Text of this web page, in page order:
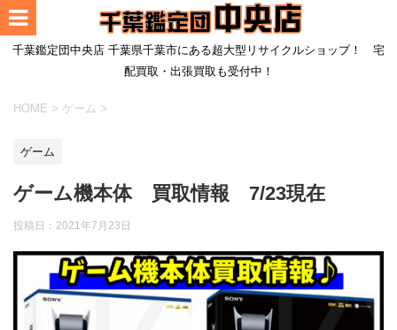
千葉鑑定団中央店 千葉県千葉市にある超大型リサイクルショップ！ 宅
配買取・出張買取も受付中！
HOME > ゲーム >
ゲーム
ゲーム機本体 買取情報 7/23現在
投稿日： 2021年7月23日